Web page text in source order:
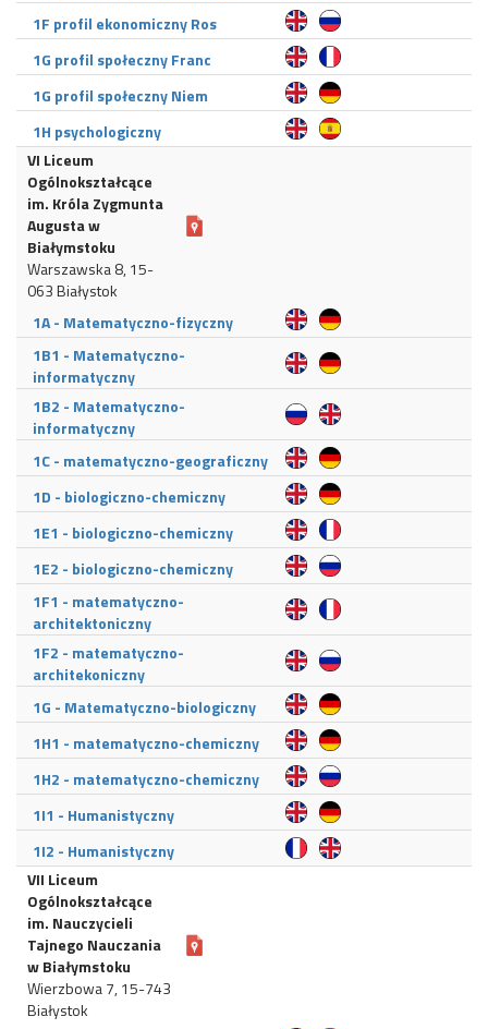
1F profil ekonomiczny Ros
1G profil społeczny Franc
1G profil społeczny Niem
1H psychologiczny
VI Liceum
Ogólnokształcące
im. Króla Zygmunta
Augusta w
Białymstoku
Warszawska 8, 15-
063 Białystok
1A - Matematyczno-fizyczny
1B1 - Matematyczno-
informatyczny
1B2 - Matematyczno-
informatyczny
1C - matematyczno-geograficzny
1D - biologiczno-chemiczny
1E1 - biologiczno-chemiczny
1E2 - biologiczno-chemiczny
1F1 - matematyczno-
architektoniczny
1F2 - matematyczno-
architekoniczny
1G - Matematyczno-biologiczny
1H1 - matematyczno-chemiczny
1H2 - matematyczno-chemiczny
1I1 - Humanistyczny
1I2 - Humanistyczny
VII Liceum
Ogólnokształcące
im. Nauczycieli
Tajnego Nauczania
w Białymstoku
Wierzbowa 7, 15-743
Białystok